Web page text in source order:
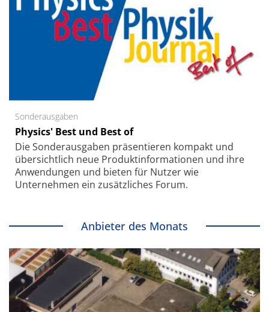
Sonderausgaben
Physics' Best und Best of
Die Sonder­ausgaben präsentieren kompakt und
übersichtlich neue Produkt­informationen und ihre
Anwendungen und bieten für Nutzer wie
Unternehmen ein zusätzliches Forum.
Anbieter des Monats